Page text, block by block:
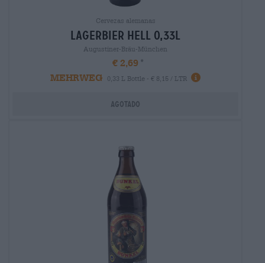
Cervezas alemanas
lagerbier hell 0,33l
Augustiner-Bräu-München
€ 2,69
MEHRWEG
0,33 L Bottle - € 8,15 / LTR
Agotado